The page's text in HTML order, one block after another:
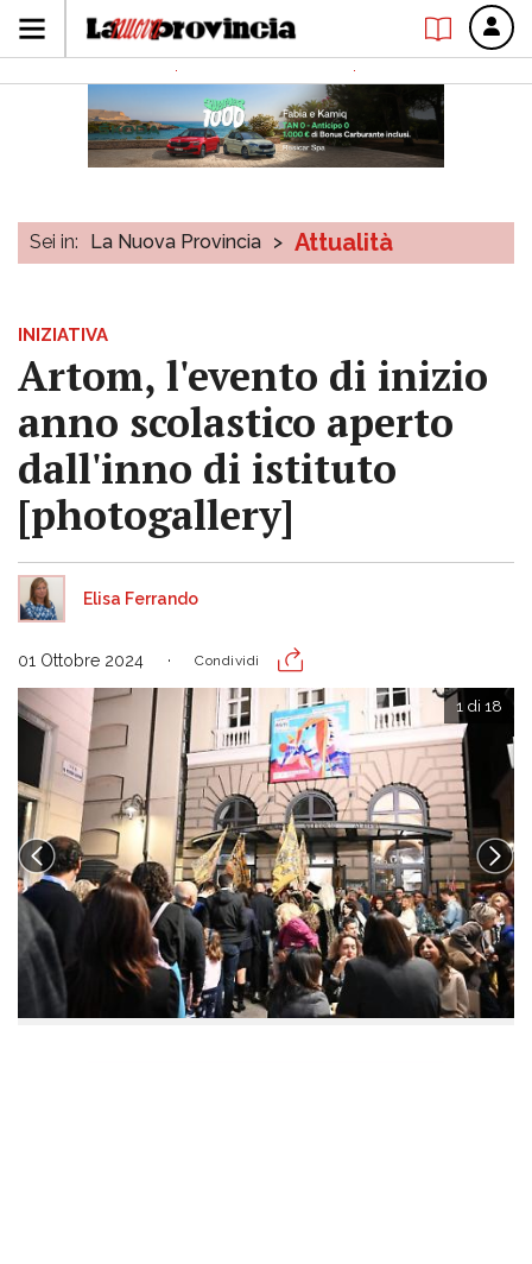
Sei in: La Nuova Provincia > Attualità
INIZIATIVA
Artom, l'evento di inizio
anno scolastico aperto
dall'inno di istituto
[photogallery]
Elisa Ferrando
01 Ottobre 2024 Condividi
1 di 18